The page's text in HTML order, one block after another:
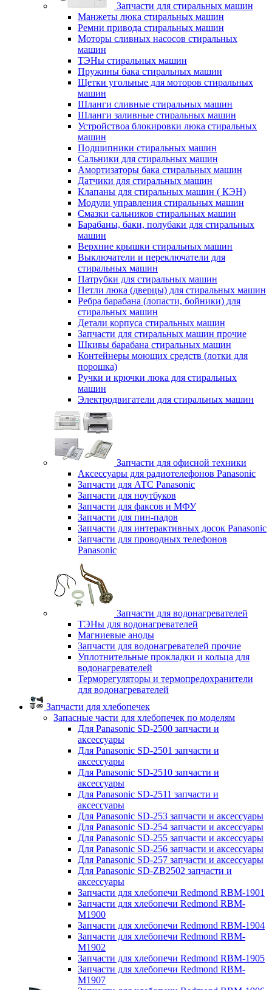
Запчасти для стиральных машин
Манжеты люка стиральных машин
Ремни привода стиральных машин
Моторы сливных насосов стиральных
машин
ТЭНы стиральных машин
Пружины бака стиральных машин
Щетки угольные для моторов стиральных
машин
Шланги сливные стиральных машин
Шланги заливные стиральных машин
Устройствоа блокировки люка стиральных
машин
Подшипники стиральных машин
Сальники для стиральных машин
Амортизаторы бака стиральных машин
Датчики для стиральных машин
Клапаны для стиральных машин ( КЭН)
Модули управления стиральных машин
Смазки сальников стиральных машин
Барабаны, баки, полубаки для стиральных
машин
Верхние крышки стиральных машин
Выключатели и переключатели для
стиральных машин
Патрубки для стиральных машин
Петли люка (дверцы) для стиральных машин
Ребра барабана (лопасти, бойники) для
стиральных машин
Детали корпуса стиральных машин
Запчасти для стиральных машин прочие
Шкивы барабана стиральных машин
Контейнеры моющих средств (лотки для
порошка)
Ручки и крючки люка для стиральных
машин
Электродвигатели для стиральных машин
Запчасти для офисной техники
Аксессуары для радиотелефонов Panasonic
Запчасти для АТС Panasonic
Запчасти для ноутбуков
Запчасти для факсов и МФУ
Запчасти для пин-падов
Запчасти для интерактивных досок Panasonic
Запчасти для проводных телефонов
Panasonic
Запчасти для водонагревателей
ТЭНы для водонагревателей
Магниевые аноды
Запчасти для водонагревателей прочие
Уплотнительные прокладки и кольца для
водонагревателей
Терморегуляторы и термопредохранители
для водонагревателей
Запчасти для хлебопечек
Запасные части для хлебопечек по моделям
Для Panasonic SD-2500 запчасти и
аксессуары
Для Panasonic SD-2501 запчасти и
аксессуары
Для Panasonic SD-2510 запчасти и
аксессуары
Для Panasonic SD-2511 запчасти и
аксессуары
Для Panasonic SD-253 запчасти и аксессуары
Для Panasonic SD-254 запчасти и аксессуары
Для Panasonic SD-255 запчасти и аксессуары
Для Panasonic SD-256 запчасти и аксессуары
Для Panasonic SD-257 запчасти и аксессуары
Для Panasonic SD-ZB2502 запчасти и
аксессуары
Запчасти для хлебопечи Redmond RBM-1901
Запчасти для хлебопечи Redmond RBM-
M1900
Запчасти для хлебопечи Redmond RBM-1904
Запчасти для хлебопечи Redmond RBM-
M1902
Запчасти для хлебопечи Redmond RBM-1905
Запчасти для хлебопечи Redmond RBM-
M1907